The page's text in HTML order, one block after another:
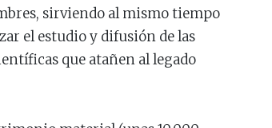
sirviendo al mismo tiempo
el estudio y difusión de las
que atañen al legado